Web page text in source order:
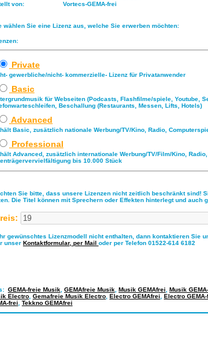
von:
Vortecs-GEMA-frei
wählen Sie eine Lizenz aus, welche Sie erwerben möchten:
Private
gewerbliche/nicht- kommerzielle- Lizenz für Privatanwender
Basic
für Webseiten (Podcasts, Flashfilme/spiele, Youtube,
Beschallung (Restaurants, Messen, Lifts, Hotels)
Advanced
Basic, zusätzlich nationale Werbung/TV/Kino, Radio,
Professional
Advanced, zusätzlich internationale Werbung/TV/Film/Kino,
bis 10.000 Stück
Sie bitte, dass unsere Lizenzen nicht zeitlich beschränkt sind!
Die Titel können mit Sprechern oder Effekten hinterlegt und auch
gewünschtes Lizenzmodell nicht enthalten, dann kontaktieren Sie
unser Kontaktformular, per Mail oder per Telefon 01522-614 6182
GEMA-freie Musik GEMAfreie Musik Musik GEMAfrei Musik
Electro Gemafreie Musik Electro Electro GEMAfrei Electro GEMA-
frei
Tekkno GEMAfrei